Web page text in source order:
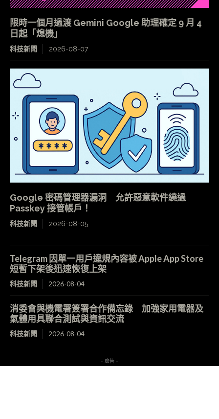
限時一個月過渡 Gemini Google 助理確定 9 月 4
日起「熄機」
科技新聞 2026-08-07
Google 密碼管理器漏洞 允許惡意軟件繞過
Passkey 接管帳戶！
科技新聞 2026-08-05
Telegram 因單一用戶違規內容被 Apple App Store
短暫下架後迅速恢復上架
科技新聞 2026-08-04
消委會與機電署簽署合作備忘錄 加強家用電器及
氣體用具聯合測試與資訊交流
科技新聞 2026-08-04
- 廣告 -